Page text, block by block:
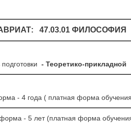
47.03.01 ФИЛОСОФИЯ
- Теоретико-прикладной
- 4 года ( платная форма
- 5 лет (платная форма